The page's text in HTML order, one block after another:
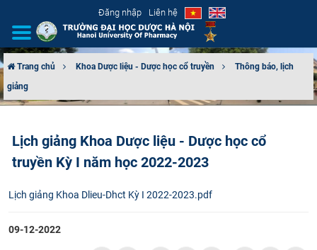
Đăng nhập Liên hệ
GIỚI THIỆU
TUYỂN SINH
ĐÀO TẠO
ĐẢM BẢO CHẤT LƯỢNG
Trang chủ Khoa Dược liệu - Dược học cổ truyền
Thông báo, lịch
giảng
Lịch giảng Khoa Dược liệu - Dược học cổ
truyền Kỳ I năm học 2022-2023
Lịch giảng Khoa Dlieu-Dhct Kỳ I 2022-2023.pdf
09-12-2022